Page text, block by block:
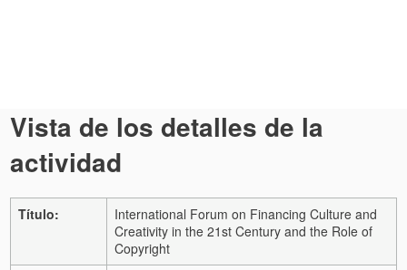
Vista de los detalles de la
actividad
Título:
International Forum on Financing Culture and
Creativity in the 21st Century and the Role of
Copyright